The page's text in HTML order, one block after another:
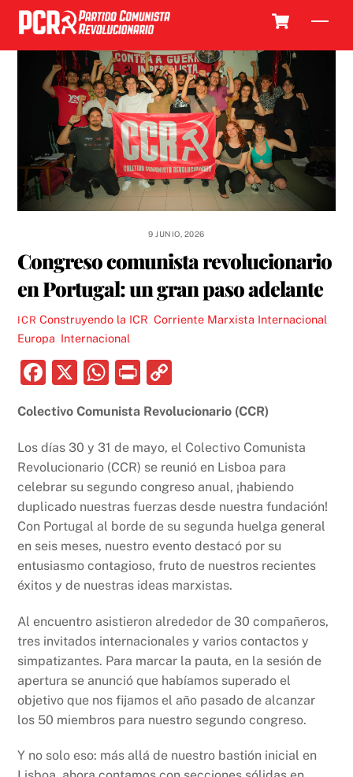
Skip
content
9 JUNIO, 2026
Congreso comunista revolucionario
en Portugal: un gran paso adelante
ICR Construyendo la ICR ,Corriente Marxista Internacional
Europa Internacional
F
c
e
b
o
o
k
X
W
at
s
A
p
p
P
nt p
y
Li
n
k
Colectivo Comunista Revolucionario (CCR)
Los días 30 y 31 de mayo, el Colectivo Comunista
Revolucionario (CCR) se reunió en Lisboa para
celebrar su segundo congreso anual, ¡habiendo
duplicado nuestras fuerzas desde nuestra fundación!
Con Portugal al borde de su segunda huelga general
en seis meses, nuestro evento destacó por su
entusiasmo contagioso, fruto de nuestros recientes
éxitos y de nuestras ideas marxistas.
Al encuentro asistieron alrededor de 30 compañeros,
tres invitados internacionales y varios contactos y
simpatizantes. Para marcar la pauta, en la sesión de
apertura se anunció que habíamos superado el
objetivo que nos fijamos el año pasado de alcanzar
los 50 miembros para nuestro segundo congreso.
Y no solo eso: más allá de nuestro bastión inicial en